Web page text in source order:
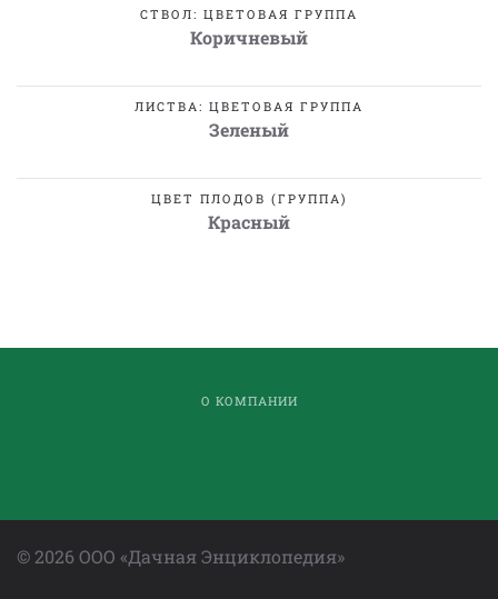
СТВОЛ: ЦВЕТОВАЯ ГРУППА
Коричневый
ЛИСТВА: ЦВЕТОВАЯ ГРУППА
Зеленый
ЦВЕТ ПЛОДОВ (ГРУППА)
Красный
О КОМПАНИИ
©2026 ООО «Дачная Энциклопедия»